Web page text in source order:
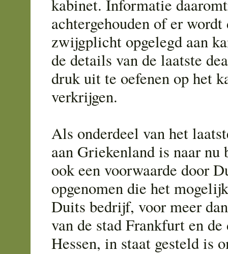
kabinet. Informatie
achtergehouden of er
zwijgplicht opgelegd aan
de details van de laatste
druk uit te oefenen op het
verkrijgen.
Als onderdeel van het
aan Griekenland is naar
ook een voorwaarde door
opgenomen die het
Duits bedrijf, voor meer
van de stad Frankfurt en de
Hessen, in staat gesteld is